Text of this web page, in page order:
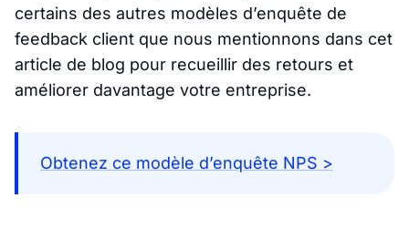
certains des autres modèles d’enquête de
feedback client que nous mentionnons dans cet
article de blog pour recueillir des retours et
améliorer davantage votre entreprise.
Obtenez ce modèle d’enquête NPS >